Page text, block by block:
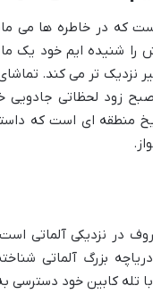
که در خاطره ها می
را شنیده ایم خود یک
نزدیک تر می کند.
زود لحظاتی جادویی
منطقه ای است که
در نزدیکی آلماتی
بزرگ آلماتی
کابین خود دسترسی به